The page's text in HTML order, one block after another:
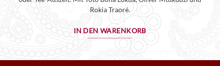
Rokia Traoré.
IN DEN WARENKORB